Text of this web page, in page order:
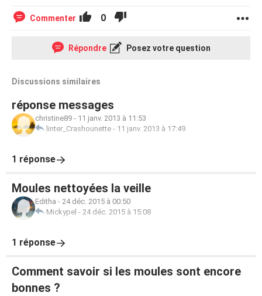
Commenter 0
Répondre Posez votre question
Discussions similaires
réponse messages
christine89 - 11 janv. 2013 à 11:53
linter_Crashounette - 11 janv. 2013 à 17:49
1 réponse
Moules nettoyées la veille
Editha - 24 déc. 2015 à 00:50
Mickypel - 24 déc. 2015 à 15:08
1 réponse
Comment savoir si les moules sont encore
bonnes ?